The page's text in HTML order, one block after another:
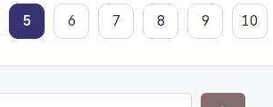
5 6 7 8 9 10